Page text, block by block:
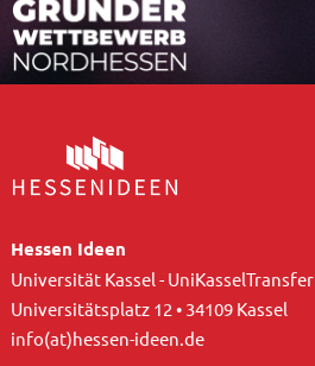
Hessen Ideen
Universität Kassel - UniKasselTransfer
Universitätsplatz 12 • 34109 Kassel
info(at)hessen-ideen.de